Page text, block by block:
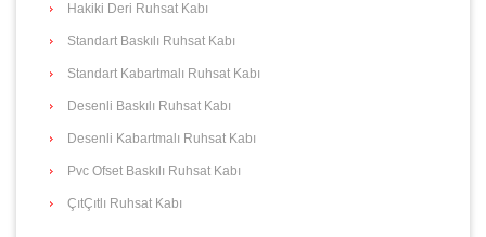
Hakiki Deri Ruhsat Kabı
Standart Baskılı Ruhsat Kabı
Standart Kabartmalı Ruhsat Kabı
Desenli Baskılı Ruhsat Kabı
Desenli Kabartmalı Ruhsat Kabı
Pvc Ofset Baskılı Ruhsat Kabı
ÇıtÇıtlı Ruhsat Kabı